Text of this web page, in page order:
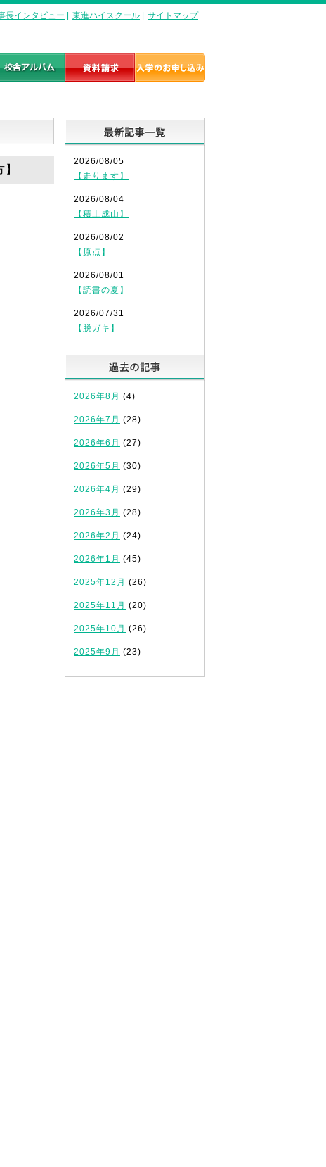
長インタビュー 東進ハイスクール サイトマップ
2026/08/05
【走ります】
2026/08/04
【積土成山】
2026/08/02
【原点】
2026/08/01
【読書の夏】
2026/07/31
【脱ガキ】
2026年8月 (4)
2026年7月 (28)
2026年6月 (27)
2026年5月 (30)
2026年4月 (29)
2026年3月 (28)
2026年2月 (24)
2026年1月 (45)
2025年12月 (26)
2025年11月 (20)
2025年10月 (26)
2025年9月 (23)